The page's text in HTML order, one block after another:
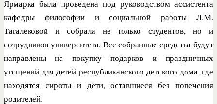
Ярмарка была проведена под руководством ассистента
кафедры философии и социальной работы Л.М.
Тагалековой и собрала не только студентов, но и
сотрудников университета. Все собранные средства будут
направлены на покупку подарков и праздничных
угощений для детей республиканского детского дома, где
находятся сироты и дети, оставшиеся без попечения
родителей.